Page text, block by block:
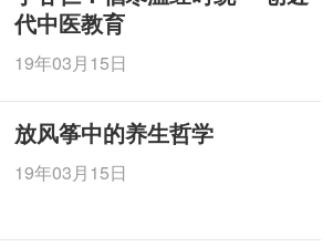
代中医教育
19年03月15日
放风筝中的养生哲学
19年03月15日